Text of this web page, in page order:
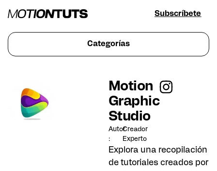
Subscríbete
Categorías
Motion
Graphic
Studio
Autor
:
Creador
Experto
Explora una recopilación
de tutoriales creados por